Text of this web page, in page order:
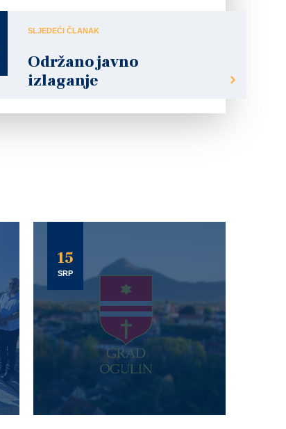
SLJEDEĆI ČLANAK
Održano javno
izlaganje
15
SRP